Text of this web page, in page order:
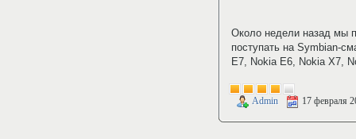
Около недели назад мы
поступать на Symbian-
E7, Nokia E6, Nokia X7,
Admin 17 февраля